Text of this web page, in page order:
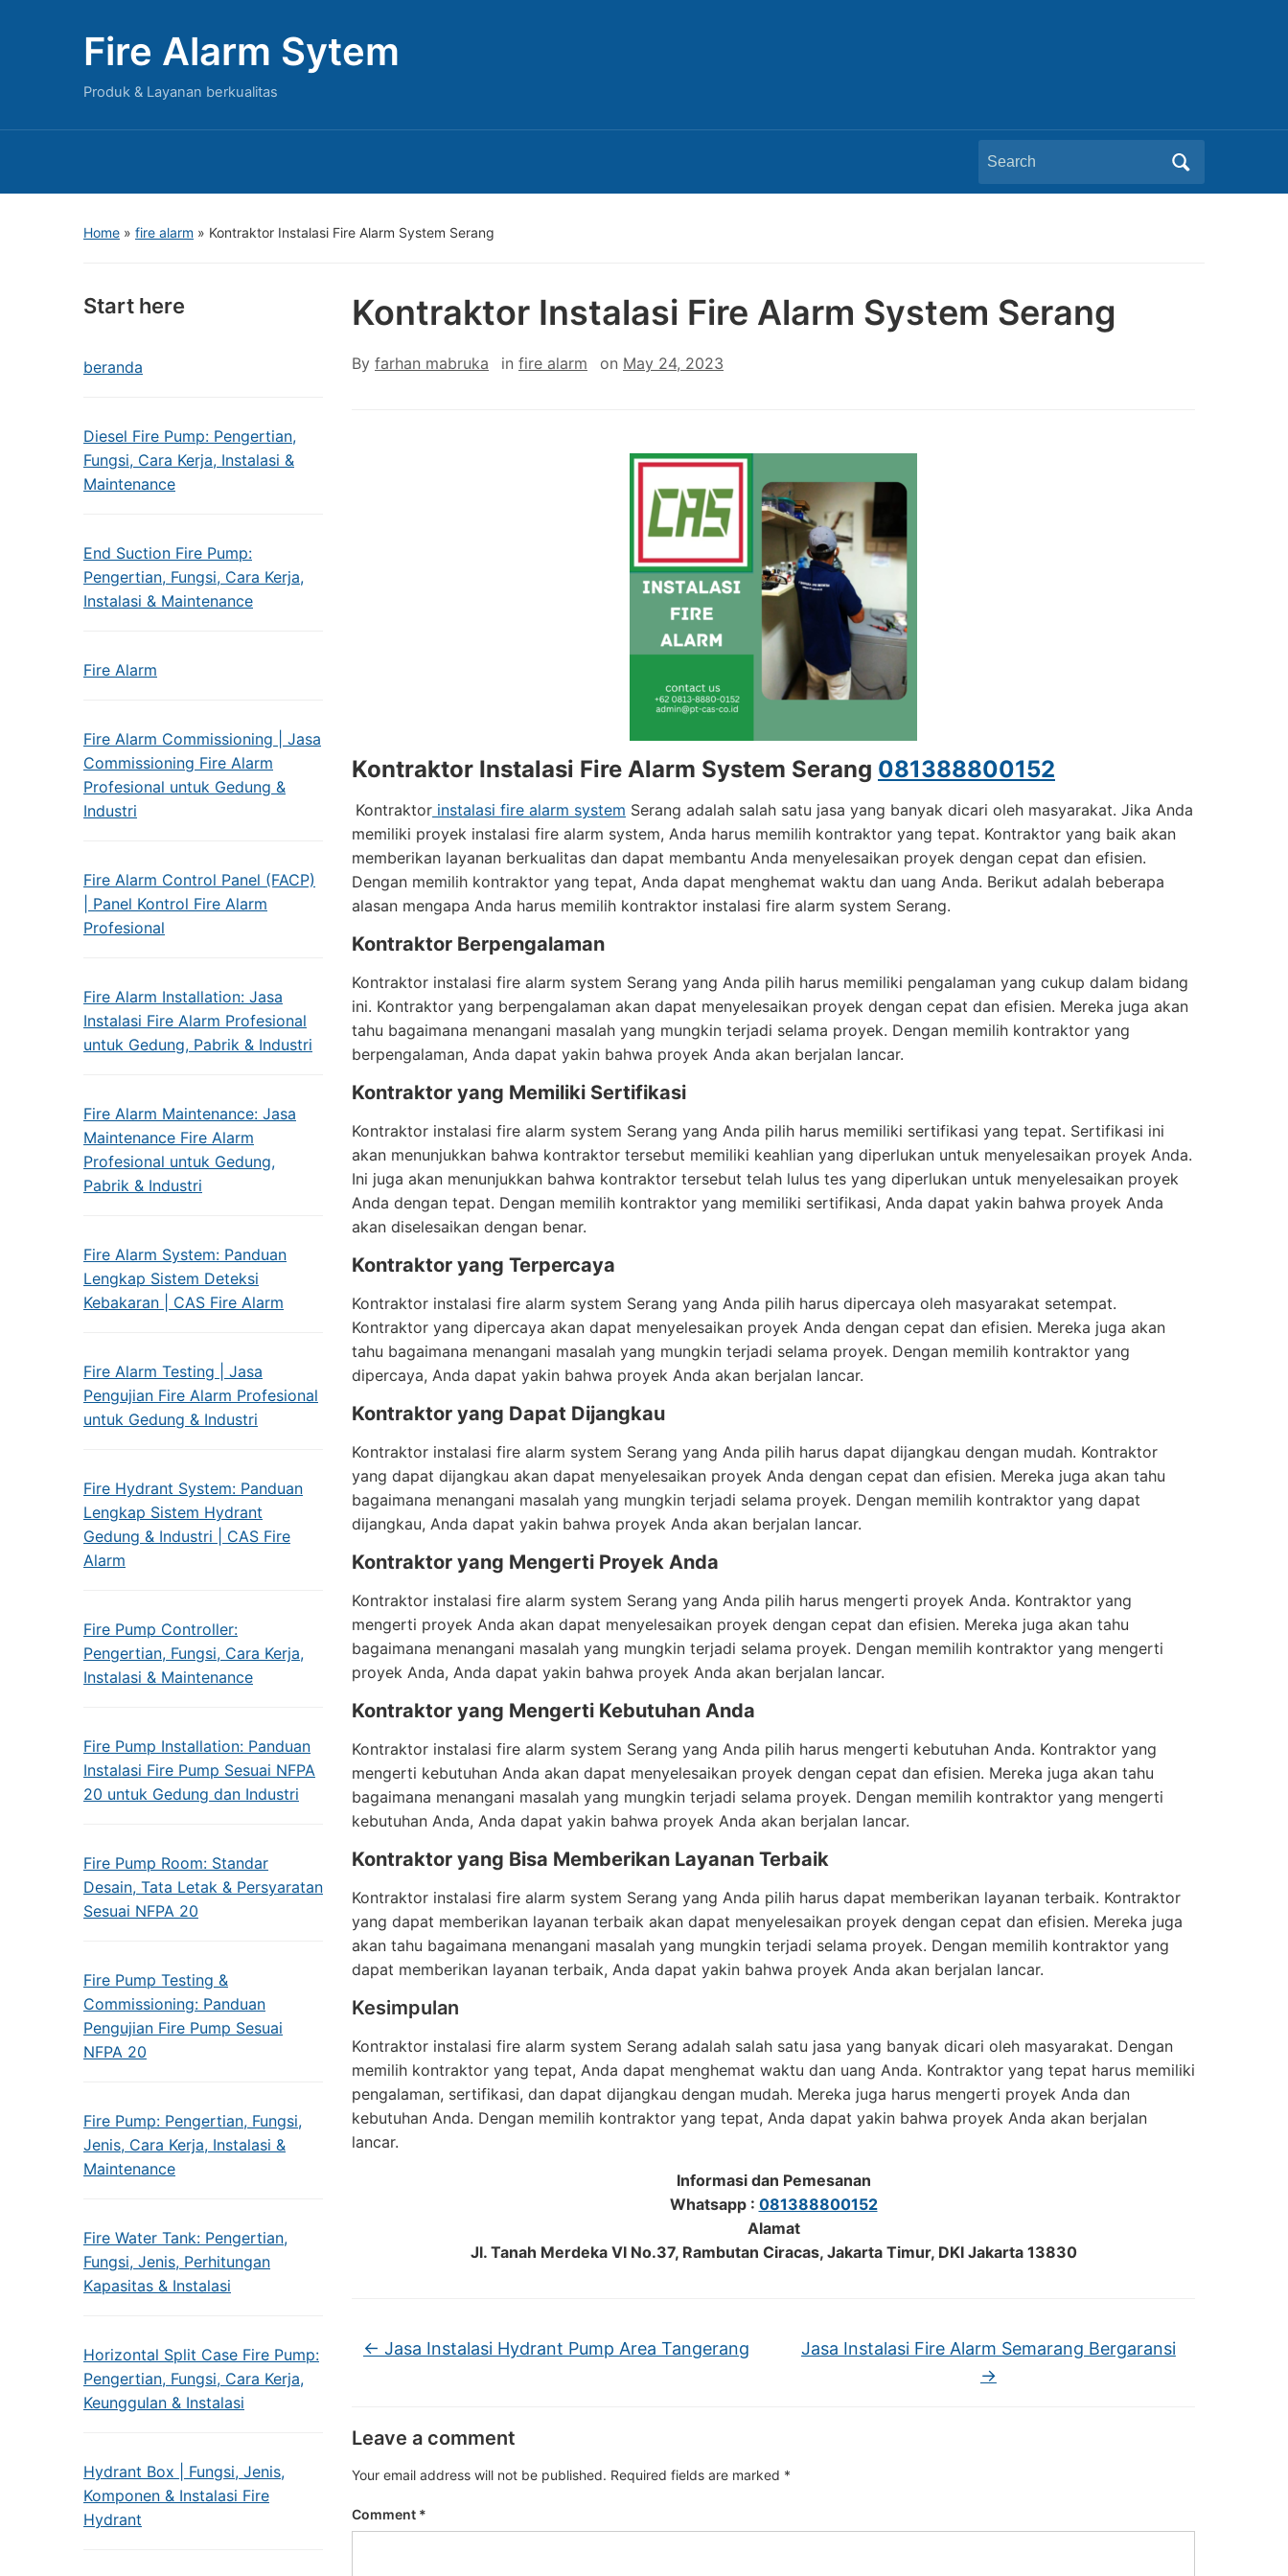
Fire Alarm Sytem
Produk & Layanan berkualitas
Search
for:
Home » fire alarm » Kontraktor Instalasi Fire Alarm System Serang
Start here
beranda
Diesel Fire Pump: Pengertian,
Fungsi, Cara Kerja, Instalasi &
Maintenance
End Suction Fire Pump:
Pengertian, Fungsi, Cara Kerja,
Instalasi & Maintenance
Fire Alarm
Fire Alarm Commissioning | Jasa
Commissioning Fire Alarm
Profesional untuk Gedung &
Industri
Fire Alarm Control Panel (FACP)
| Panel Kontrol Fire Alarm
Profesional
Fire Alarm Installation: Jasa
Instalasi Fire Alarm Profesional
untuk Gedung, Pabrik & Industri
Fire Alarm Maintenance: Jasa
Maintenance Fire Alarm
Profesional untuk Gedung,
Pabrik & Industri
Fire Alarm System: Panduan
Lengkap Sistem Deteksi
Kebakaran | CAS Fire Alarm
Fire Alarm Testing | Jasa
Pengujian Fire Alarm Profesional
untuk Gedung & Industri
Fire Hydrant System: Panduan
Lengkap Sistem Hydrant
Gedung & Industri | CAS Fire
Alarm
Fire Pump Controller:
Pengertian, Fungsi, Cara Kerja,
Instalasi & Maintenance
Fire Pump Installation: Panduan
Instalasi Fire Pump Sesuai NFPA
20 untuk Gedung dan Industri
Fire Pump Room: Standar
Desain, Tata Letak & Persyaratan
Sesuai NFPA 20
Fire Pump Testing &
Commissioning: Panduan
Pengujian Fire Pump Sesuai
NFPA 20
Fire Pump: Pengertian, Fungsi,
Jenis, Cara Kerja, Instalasi &
Maintenance
Fire Water Tank: Pengertian,
Fungsi, Jenis, Perhitungan
Kapasitas & Instalasi
Horizontal Split Case Fire Pump:
Pengertian, Fungsi, Cara Kerja,
Keunggulan & Instalasi
Hydrant Box | Fungsi, Jenis,
Komponen & Instalasi Fire
Hydrant
Kontraktor Instalasi Fire Alarm System Serang
By farhan mabruka in fire alarm on May 24, 2023
Kontraktor Instalasi Fire Alarm System Serang 081388800152
Kontraktor instalasi fire alarm system Serang adalah salah satu jasa yang banyak dicari oleh masyarakat. Jika Anda
memiliki proyek instalasi fire alarm system, Anda harus memilih kontraktor yang tepat. Kontraktor yang baik akan
memberikan layanan berkualitas dan dapat membantu Anda menyelesaikan proyek dengan cepat dan efisien.
Dengan memilih kontraktor yang tepat, Anda dapat menghemat waktu dan uang Anda. Berikut adalah beberapa
alasan mengapa Anda harus memilih kontraktor instalasi fire alarm system Serang.
Kontraktor Berpengalaman
Kontraktor instalasi fire alarm system Serang yang Anda pilih harus memiliki pengalaman yang cukup dalam bidang
ini. Kontraktor yang berpengalaman akan dapat menyelesaikan proyek dengan cepat dan efisien. Mereka juga akan
tahu bagaimana menangani masalah yang mungkin terjadi selama proyek. Dengan memilih kontraktor yang
berpengalaman, Anda dapat yakin bahwa proyek Anda akan berjalan lancar.
Kontraktor yang Memiliki Sertifikasi
Kontraktor instalasi fire alarm system Serang yang Anda pilih harus memiliki sertifikasi yang tepat. Sertifikasi ini
akan menunjukkan bahwa kontraktor tersebut memiliki keahlian yang diperlukan untuk menyelesaikan proyek Anda.
Ini juga akan menunjukkan bahwa kontraktor tersebut telah lulus tes yang diperlukan untuk menyelesaikan proyek
Anda dengan tepat. Dengan memilih kontraktor yang memiliki sertifikasi, Anda dapat yakin bahwa proyek Anda
akan diselesaikan dengan benar.
Kontraktor yang Terpercaya
Kontraktor instalasi fire alarm system Serang yang Anda pilih harus dipercaya oleh masyarakat setempat.
Kontraktor yang dipercaya akan dapat menyelesaikan proyek Anda dengan cepat dan efisien. Mereka juga akan
tahu bagaimana menangani masalah yang mungkin terjadi selama proyek. Dengan memilih kontraktor yang
dipercaya, Anda dapat yakin bahwa proyek Anda akan berjalan lancar.
Kontraktor yang Dapat Dijangkau
Kontraktor instalasi fire alarm system Serang yang Anda pilih harus dapat dijangkau dengan mudah. Kontraktor
yang dapat dijangkau akan dapat menyelesaikan proyek Anda dengan cepat dan efisien. Mereka juga akan tahu
bagaimana menangani masalah yang mungkin terjadi selama proyek. Dengan memilih kontraktor yang dapat
dijangkau, Anda dapat yakin bahwa proyek Anda akan berjalan lancar.
Kontraktor yang Mengerti Proyek Anda
Kontraktor instalasi fire alarm system Serang yang Anda pilih harus mengerti proyek Anda. Kontraktor yang
mengerti proyek Anda akan dapat menyelesaikan proyek dengan cepat dan efisien. Mereka juga akan tahu
bagaimana menangani masalah yang mungkin terjadi selama proyek. Dengan memilih kontraktor yang mengerti
proyek Anda, Anda dapat yakin bahwa proyek Anda akan berjalan lancar.
Kontraktor yang Mengerti Kebutuhan Anda
Kontraktor instalasi fire alarm system Serang yang Anda pilih harus mengerti kebutuhan Anda. Kontraktor yang
mengerti kebutuhan Anda akan dapat menyelesaikan proyek dengan cepat dan efisien. Mereka juga akan tahu
bagaimana menangani masalah yang mungkin terjadi selama proyek. Dengan memilih kontraktor yang mengerti
kebutuhan Anda, Anda dapat yakin bahwa proyek Anda akan berjalan lancar.
Kontraktor yang Bisa Memberikan Layanan Terbaik
Kontraktor instalasi fire alarm system Serang yang Anda pilih harus dapat memberikan layanan terbaik. Kontraktor
yang dapat memberikan layanan terbaik akan dapat menyelesaikan proyek dengan cepat dan efisien. Mereka juga
akan tahu bagaimana menangani masalah yang mungkin terjadi selama proyek. Dengan memilih kontraktor yang
dapat memberikan layanan terbaik, Anda dapat yakin bahwa proyek Anda akan berjalan lancar.
Kesimpulan
Kontraktor instalasi fire alarm system Serang adalah salah satu jasa yang banyak dicari oleh masyarakat. Dengan
memilih kontraktor yang tepat, Anda dapat menghemat waktu dan uang Anda. Kontraktor yang tepat harus memiliki
pengalaman, sertifikasi, dan dapat dijangkau dengan mudah. Mereka juga harus mengerti proyek Anda dan
kebutuhan Anda. Dengan memilih kontraktor yang tepat, Anda dapat yakin bahwa proyek Anda akan berjalan
lancar.
Informasi dan Pemesanan
Whatsapp : 081388800152
Alamat
Jl. Tanah Merdeka VI No.37, Rambutan Ciracas, Jakarta Timur, DKI Jakarta 13830
← Jasa Instalasi Hydrant Pump Area Tangerang
Jasa Instalasi Fire Alarm Semarang Bergaransi
→
Leave a comment
Your email address will not be published. Required fields are marked *
Comment *